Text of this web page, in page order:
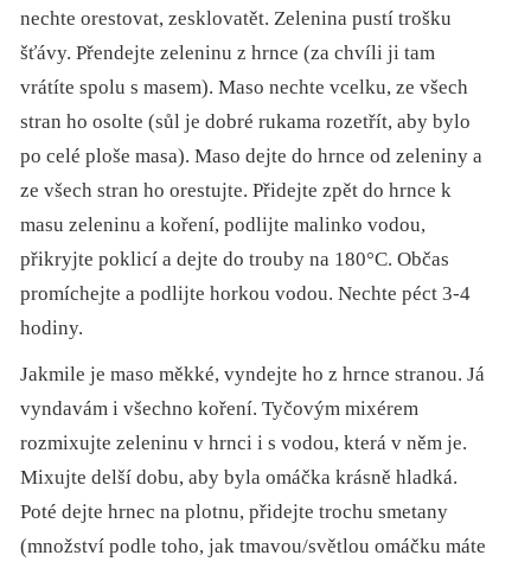
nechte orestovat, zesklovatět. Zelenina pustí trošku
šťávy. Přendejte zeleninu z hrnce (za chvíli ji tam
vrátíte spolu s masem). Maso nechte vcelku, ze všech
stran ho osolte (sůl je dobré rukama rozetřít, aby bylo
po celé ploše masa). Maso dejte do hrnce od zeleniny a
ze všech stran ho orestujte. Přidejte zpět do hrnce k
masu zeleninu a koření, podlijte malinko vodou,
přikryjte poklicí a dejte do trouby na 180°C. Občas
promíchejte a podlijte horkou vodou. Nechte péct 3-4
hodiny.
Jakmile je maso měkké, vyndejte ho z hrnce stranou. Já
vyndavám i všechno koření. Tyčovým mixérem
rozmixujte zeleninu v hrnci i s vodou, která v něm je.
Mixujte delší dobu, aby byla omáčka krásně hladká.
Poté dejte hrnec na plotnu, přidejte trochu smetany
(množství podle toho, jak tmavou/světlou omáčku máte